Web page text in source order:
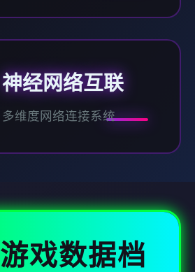
神经网络互联
多维度网络连接系统
游戏数据档